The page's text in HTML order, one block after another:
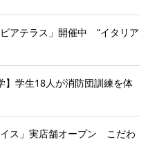
アテラス」開催中 “イタリア
】学生18人が消防団訓練を体
ス」実店舗オープン こだわ